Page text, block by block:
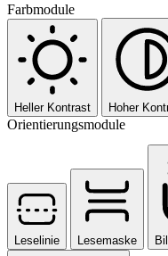
Farbmodule
Heller Kontrast Hoher
Orientierungsmodule
Leselinie Lesemaske